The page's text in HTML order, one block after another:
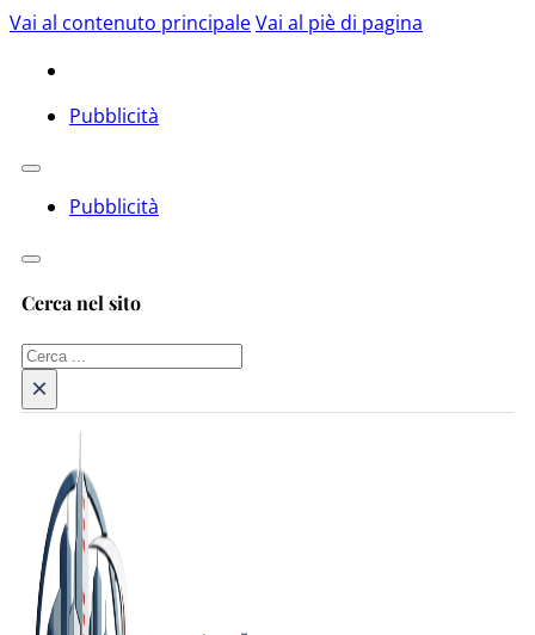
Vai al contenuto principaleVai al piè di pagina
Pubblicità
Pubblicità
Cerca nel sito
Cerca
×